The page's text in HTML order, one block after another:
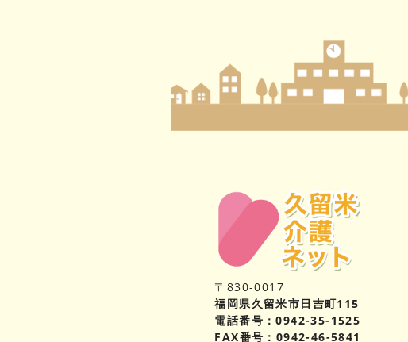
〒830-0017
福岡県久留米市日吉町115
電話番号：0942-35-1525
FAX番号：0942-46-5841